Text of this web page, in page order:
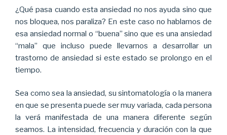
¿Qué pasa cuando esta ansiedad no nos ayuda sino que
nos bloquea, nos paraliza? En este caso no hablamos de
esa ansiedad normal o “buena” sino que es una ansiedad
“mala” que incluso puede llevarnos a desarrollar un
trastorno de ansiedad si este estado se prolongo en el
tiempo.
Sea como sea la ansiedad, su sintomatología o la manera
en que se presenta puede ser muy variada, cada persona
la verá manifestada de una manera diferente según
seamos. La intensidad, frecuencia y duración con la que